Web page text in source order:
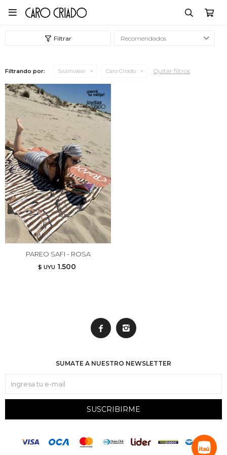

Recomendados
Filtrando por: Swimwear Caro Criado Quitar filtros
PAREO SAFI - ROSA
$ UYU 1.500
 
SUMATE A NUESTRO NEWSLETTER
SUSCRIBIRME